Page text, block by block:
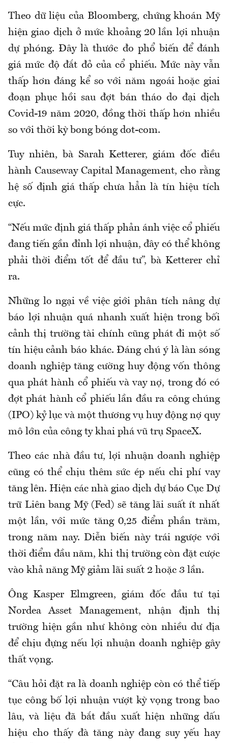
Theo dữ liệu của Bloomberg, chứng khoán Mỹ
hiện giao dịch ở mức khoảng 20 lần lợi nhuận
dự phóng. Đây là thước đo phổ biến để đánh
giá mức độ đắt đỏ của cổ phiếu. Mức này vẫn
thấp hơn đáng kể so với năm ngoái hoặc giai
đoạn phục hồi sau đợt bán tháo do đại dịch
Covid-19 năm 2020, đồng thời thấp hơn nhiều
so với thời kỳ bong bóng dot-com.
Tuy nhiên, bà Sarah Ketterer, giám đốc điều
hành Causeway Capital Management, cho rằng
hệ số định giá thấp chưa hẳn là tín hiệu tích
cực.
“Nếu mức định giá thấp phản ánh việc cổ phiếu
đang tiến gần đỉnh lợi nhuận, đây có thể không
phải thời điểm tốt để đầu tư”, bà Ketterer chỉ
ra.
Những lo ngại về việc giới phân tích nâng dự
báo lợi nhuận quá nhanh xuất hiện trong bối
cảnh thị trường tài chính cũng phát đi một số
tín hiệu cảnh báo khác. Đáng chú ý là làn sóng
doanh nghiệp tăng cường huy động vốn thông
qua phát hành cổ phiếu và vay nợ, trong đó có
đợt phát hành cổ phiếu lần đầu ra công chúng
(IPO) kỷ lục và một thương vụ huy động nợ quy
mô lớn của công ty khai phá vũ trụ SpaceX.
Theo các nhà đầu tư, lợi nhuận doanh nghiệp
cũng có thể chịu thêm sức ép nếu chi phí vay
tăng lên. Hiện các nhà giao dịch dự báo Cục Dự
trữ Liên bang Mỹ (Fed) sẽ tăng lãi suất ít nhất
một lần, với mức tăng 0,25 điểm phần trăm,
trong năm nay. Diễn biến này trái ngược với
thời điểm đầu năm, khi thị trường còn đặt cược
vào khả năng Mỹ giảm lãi suất 2 hoặc 3 lần.
Ông Kasper Elmgreen, giám đốc đầu tư tại
Nordea Asset Management, nhận định thị
trường hiện gần như không còn nhiều dư địa
để chịu đựng nếu lợi nhuận doanh nghiệp gây
thất vọng.
“Câu hỏi đặt ra là doanh nghiệp còn có thể tiếp
tục công bố lợi nhuận vượt kỳ vọng trong bao
lâu, và liệu đã bắt đầu xuất hiện những dấu
hiệu cho thấy đà tăng này đang suy yếu hay